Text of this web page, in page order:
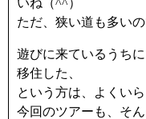
いね（^^）
ただ、狭い道も多い
遊びに来ているうち
移住した、
という方は、よくいら
今回のツアーも、そ